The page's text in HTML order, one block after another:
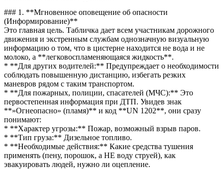
### 1. **Мгновенное оповещение об опасности
(Информирование)**
Это главная цель. Табличка дает всем участникам дорожного
движения и экстренным службам однозначную визуальную
информацию о том, что в цистерне находится не вода и не
молоко, а **легковоспламеняющаяся жидкость**.
* **Для других водителей:** Предупреждает о необходимости
соблюдать повышенную дистанцию, избегать резких
маневров рядом с таким транспортом.
* **Для пожарных, полиции, спасателей (МЧС):** Это
первостепенная информация при ДТП. Увидев знак
**»Огнеопасно» (пламя)** и код **UN 1202**, они сразу
понимают:
* **Характер угрозы:** Пожар, возможный взрыв паров.
* **Тип груза:** Дизельное топливо.
* **Необходимые действия:** Какие средства тушения
применять (пену, порошок, а НЕ воду струей), как
эвакуировать людей, нужно ли оцепление.